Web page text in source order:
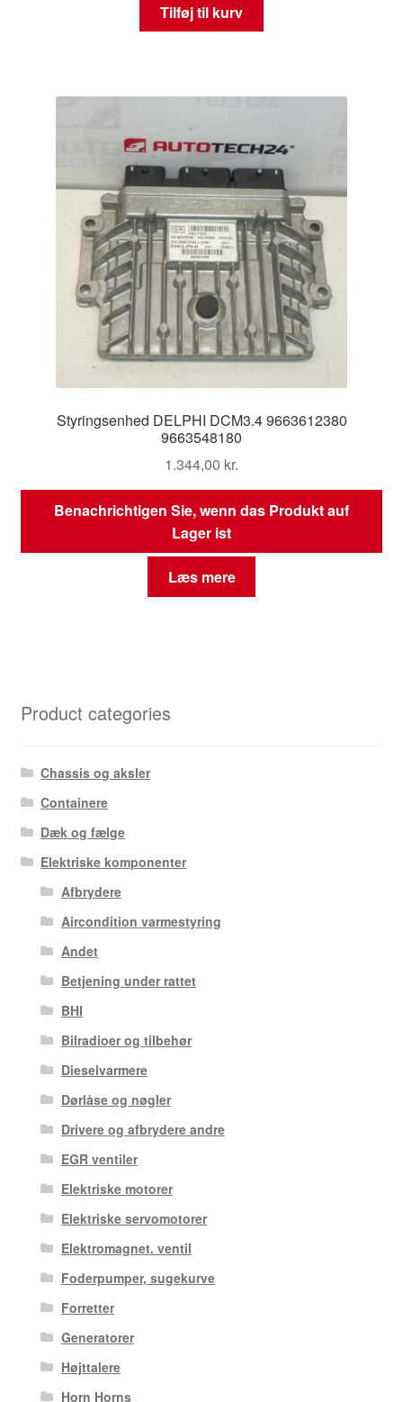
Tilføj til kurv
Styringsenhed DELPHI DCM3.4 9663612380
9663548180
1.344,00 kr.
Benachrichtigen Sie, wenn das Produkt auf
Lager ist
Læs mere
Product categories
Chassis og aksler
Containere
Dæk og fælge
Elektriske komponenter
Afbrydere
Aircondition varmestyring
Andet
Betjening under rattet
BHI
Bilradioer og tilbehør
Dieselvarmere
Dørlåse og nøgler
Drivere og afbrydere andre
EGR ventiler
Elektriske motorer
Elektriske servomotorer
Elektromagnet. ventil
Foderpumper, sugekurve
Forretter
Generatorer
Højttalere
Horn Horns